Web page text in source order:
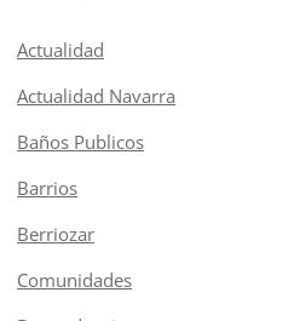
Actualidad
Actualidad Navarra
Baños Publicos
Barrios
Berriozar
Comunidades